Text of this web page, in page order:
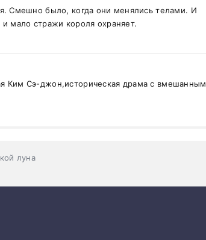
Смешно было, когда они менялись телами. И
мало стражи короля охраняет.
Ким Сэ-джон,историческая драма с вмешанным
луна